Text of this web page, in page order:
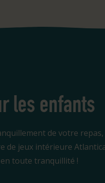
les enfants
de votre
de jeux intérieure
toute tranquillité !